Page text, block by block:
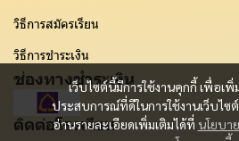
เว็บไซต์นี้มีการใช้งานคุกกี้ เพื่อเ
ประสบการณ์ที่ดีในการใช้งานเว็บไซ
อ่านรายละเอียดเพิ่มเติมได้ที่ นโยบา
วิธีการสมัครเรียน
วิธีการชำระเงิน
ช่องทางชำระเงิน
ติดต่อโรงเรียน